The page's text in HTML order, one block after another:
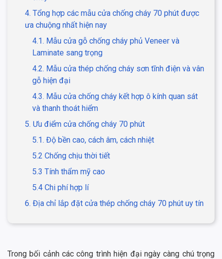
4. Tổng hợp các mẫu cửa chống cháy 70 phút được
ưa chuộng nhất hiện nay
4.1. Mẫu cửa gỗ chống cháy phủ Veneer và
Laminate sang trọng
4.2. Mẫu cửa thép chống cháy sơn tĩnh điện và vân
gỗ hiện đại
4.3. Mẫu cửa chống cháy kết hợp ô kính quan sát
và thanh thoát hiểm
5. Ưu điểm cửa chống cháy 70 phút
5.1. Độ bền cao, cách âm, cách nhiệt
5.2 Chống chịu thời tiết
5.3 Tính thẩm mỹ cao
5.4 Chi phí hợp lí
6. Địa chỉ lắp đặt cửa thép chống cháy 70 phút uy tín
Trong bối cảnh các công trình hiện đại ngày càng chú trọng